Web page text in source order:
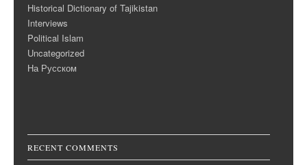
Historical Dictionary of Tajikistan
Interviews
Political Islam
Uncategorized
На Русском
RECENT COMMENTS